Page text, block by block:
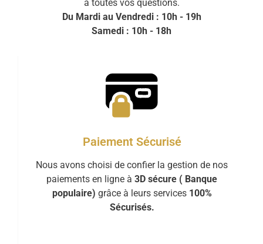
à toutes vos questions.
Du Mardi au Vendredi : 10h - 19h
Samedi : 10h - 18h
Paiement Sécurisé
Nous avons choisi de confier la gestion de nos
paiements en ligne à 3D sécure ( Banque
populaire) grâce à leurs services 100%
Sécurisés.